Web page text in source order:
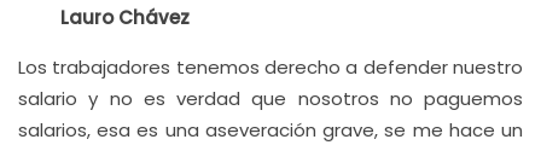
Lauro Chávez
Los trabajadores tenemos derecho a defender nuestro
salario y no es verdad que nosotros no paguemos
salarios, esa es una aseveración grave, se me hace un